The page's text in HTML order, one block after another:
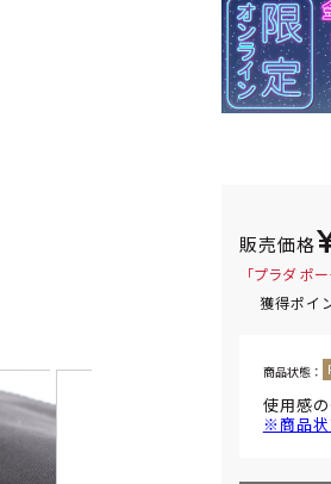
販売価格
「プラダ ポ
獲得ポイ
商品状態：
使用感
※商品状